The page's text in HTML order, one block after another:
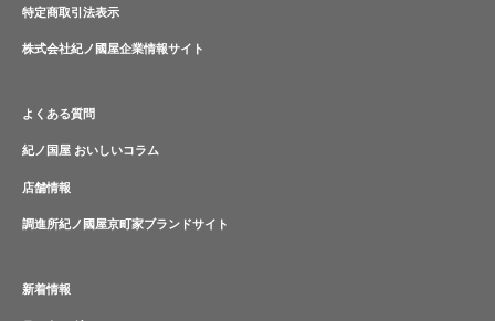
特定商取引法表示
株式会社紀ノ國屋企業情報サイト
よくある質問
紀ノ国屋 おいしいコラム
店舗情報
調進所紀ノ國屋京町家ブランドサイト
新着情報